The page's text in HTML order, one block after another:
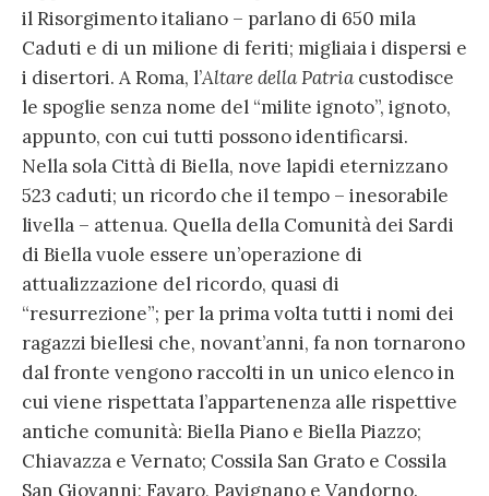
il Risorgimento italiano – parlano di 650 mila
Caduti e di un milione di feriti; migliaia i dispersi e
i disertori. A Roma, l’Altare della Patria custodisce
le spoglie senza nome del “milite ignoto”, ignoto,
appunto, con cui tutti possono identificarsi.
Nella sola Città di Biella, nove lapidi eternizzano
523 caduti; un ricordo che il tempo – inesorabile
livella – attenua. Quella della Comunità dei Sardi
di Biella vuole essere un’operazione di
attualizzazione del ricordo, quasi di
“resurrezione”; per la prima volta tutti i nomi dei
ragazzi biellesi che, novant’anni, fa non tornarono
dal fronte vengono raccolti in un unico elenco in
cui viene rispettata l’appartenenza alle rispettive
antiche comunità: Biella Piano e Biella Piazzo;
Chiavazza e Vernato; Cossila San Grato e Cossila
San Giovanni; Favaro, Pavignano e Vandorno.